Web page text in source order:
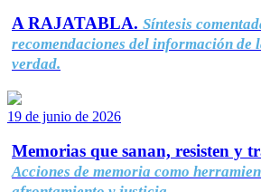
A RAJATABLA. Síntesis
recomendaciones del información de
verdad.
19 de junio de 2026
Memorias que sanan, resisten y
Acciones de memoria como